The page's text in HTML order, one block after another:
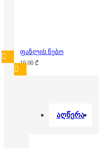
ფაზლის წებო
10.00 ₾
აღწერა